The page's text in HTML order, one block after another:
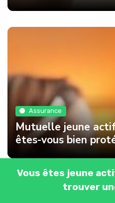
Assurance
Mutuelle jeune
êtes-vous bien
Vous êtes jeune
trouver